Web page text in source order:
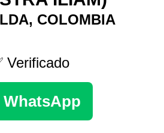
COLOMBIA
Verificado
WhatsApp